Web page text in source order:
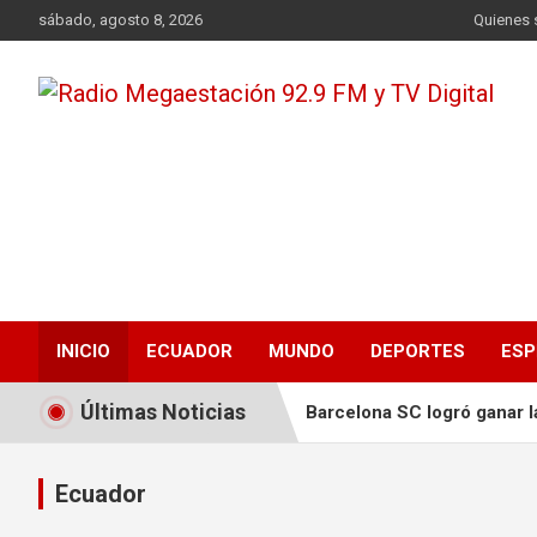
al
sábado, agosto 8, 2026 Quienes
INICIO ECUADOR MUNDO DEPORTES
Últimas Noticias Barcelona SC logró ganar
Ecuador